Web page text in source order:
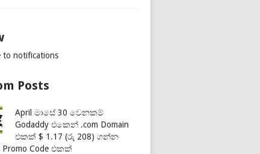
to notifications
Posts
April මාසේ 30 වෙනකම්
Godaddy එකෙන් .com Domain
එකක් $ 1.17 (රු 208) ගන්න
Code එකක්